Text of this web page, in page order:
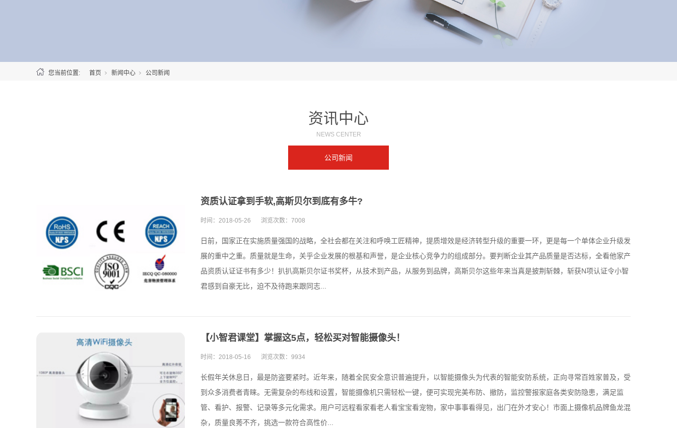
您当前位置: 首页 新闻中心 公司新闻
资讯中心
NEWS CENTER
公司新闻
资质认证拿到手软,高斯贝尔到底有多牛?
时间： 2018-05-26 浏览次数： 7008
日前，国家正在实施质量强国的战略，全社会都在关注和呼唤工匠精神，提质增效是经济转型升级的重要一环，更是每一个单体企业升级发
展的重中之重。质量就是生命，关乎企业发展的根基和声誉，是企业核心竞争力的组成部分。要判断企业其产品质量是否达标，全看他家产
品资质认证证书有多少！扒扒高斯贝尔证书奖杯，从技术到产品，从服务到品牌，高斯贝尔这些年来当真是披荆斩棘，斩获N项认证令小智
君感到自豪无比，迫不及待跑来跟同志...
【小智君课堂】掌握这5点，轻松买对智能摄像头！
时间： 2018-05-16 浏览次数： 9934
长假年关休息日，最是防盗要紧时。近年来，随着全民安全意识普遍提升，以智能摄像头为代表的智能安防系统，正向寻常百姓家普及，受
到众多消费者青睐。无需复杂的布线和设置，智能摄像机只需轻松一键，便可实现完美布防、撤防，监控警报家庭各类安防隐患，满足监
管、看护、报警、记录等多元化需求。用户可远程看家看老人看宝宝看宠物，家中事事看得见，出门在外才安心！市面上摄像机品牌鱼龙混
杂，质量良莠不齐，挑选一款符合高性价...